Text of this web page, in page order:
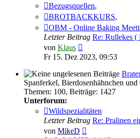
Bezugsquellen,
BROTBACKKURS,
OBM - Online Baking
Letzter Beitrag Re: Rullekes
von Klaus
Beitrag
Fr 15. Dez 2023, 09:53
Spanferkel, Bierdosenhähnchen und
Themen: 100, Beiträge: 1427
Unterforum:
Wildspezialitäten
Letzter Beitrag Re: Pralinen
von MikeD